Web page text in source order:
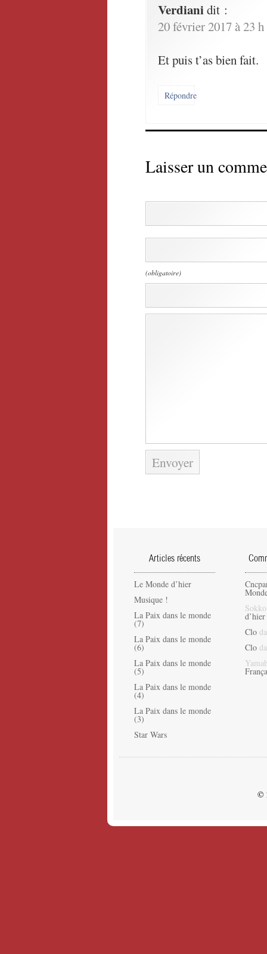
Verdianidit :
20 février 2017 à 23
Et puis t’as bien fait.
Répondre
Laisser un
(obligatoire)
Articles récents
Le Monde d’hier
Musique !
La Paix dans le monde
(7)
La Paix dans le monde
(6)
La Paix dans le monde
(5)
La Paix dans le monde
(4)
La Paix dans le monde
(3)
Star Wars
Sokko
d’hier
Clo
Clo
©